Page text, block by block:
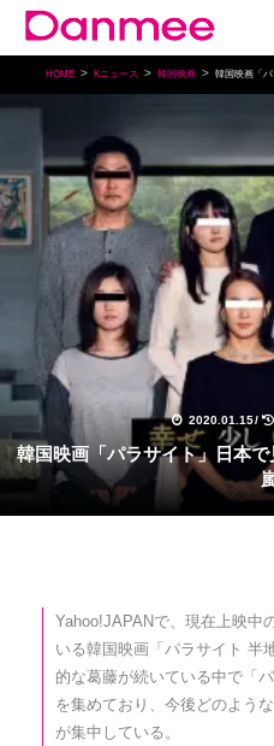
HOME Kニュース 韓国映画 韓国映画「
2020.01.15/
韓国映画「パラサイト」日本で見られる熱狂的な反響と称賛の
Yahoo!JAPANで、現在上映中
いる韓国映画「パラサイト 半
的な葛藤が続いている中で「
を集めており、今後どのよう
が集中している。